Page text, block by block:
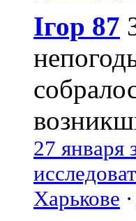
Ігор 87
27 января
Харькове ·